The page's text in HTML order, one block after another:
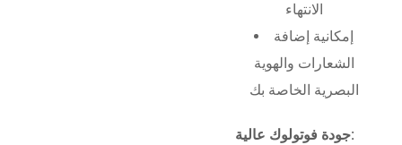
الانتهاء
إمكانية إضافة
الشعارات والهوية
البصرية الخاصة بك
جودة فوتولوك عالية: